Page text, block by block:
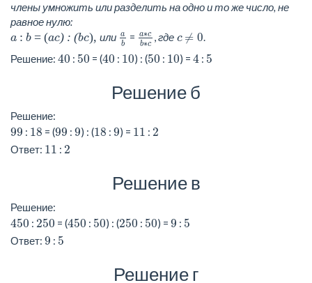
члены умножить или разделить на одно и то же число, не
равное нулю:
a : b = (ac) : (bc), или a
b
a = a∗c
b∗c
a∗c ∗c
,где c ≠ 0
≠0 .
Решение: 40 : 50 = (40 : 10) : (50 : 10) = 4 : 5
Решение б
Решение:
99 : 18 = (99 : 9) : (18 : 9) = 11 : 2
Ответ: 11 : 2
Решение в
Решение:
450 : 250 = (450 : 50) : (250 : 50) = 9 : 5
Ответ: 9 : 5
Решение г